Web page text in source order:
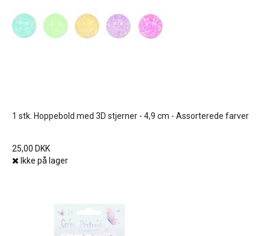
1 stk. Hoppebold med 3D stjerner - 4,9 cm - Assorterede farver
25,00 DKK
Ikke på lager